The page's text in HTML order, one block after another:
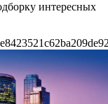
интересных